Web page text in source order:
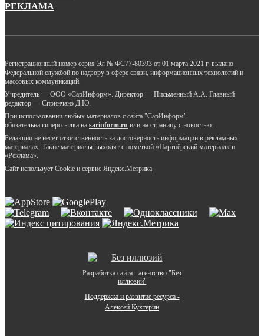
РЕКЛАМА
Регистрационный номер серия Эл № ФС77-80393 от 01 марта 2021 г. выдано
Федеральной службой по надзору в сфере связи, информационных технологий и
массовых коммуникаций.
Учредитель — ООО «СарИнформ». Директор — Письменный А.А. Главный
редактор — Спринчанэ Д.Ю.
При использовании любых материалов с сайта "СарИнформ"
обязательна гиперссылка на sarinform.ru или на страницу с новостью.
Редакция не несет ответственность за достоверность информации в рекламных
материалах. Такие материалы выходят с пометкой «Партнёрский материал» и
«Реклама».
Сайт использует Cookie и сервиc Яндекс.Метрика
Разработка сайта - агентство "Без
иллюзий"
Поддержка и развитие ресурса -
Алексей Кухтерин